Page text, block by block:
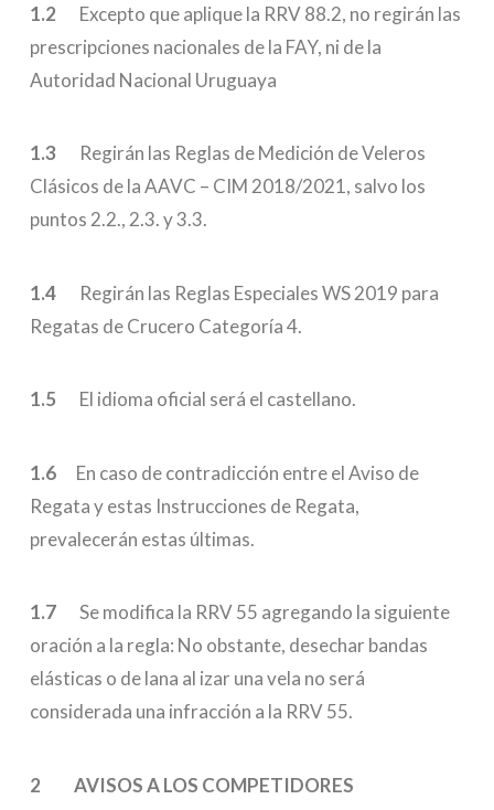
1.2 Excepto que aplique la RRV 88.2, no regirán las
prescripciones nacionales de la FAY, ni de la
Autoridad Nacional Uruguaya
1.3
Regirán las Reglas de Medición de Veleros
Clásicos de la AAVC – CIM 2018/2021, salvo los
puntos 2.2., 2.3. y 3.3.
1.4
Regirán las Reglas Especiales WS 2019 para
Regatas de Crucero Categoría 4.
1.5 El idioma oficial será el castellano.
1.6 En caso de contradicción entre el Aviso de
Regata y estas Instrucciones de Regata,
prevalecerán estas últimas.
1.7 Se modifica la RRV 55 agregando la siguiente
oración a la regla: No obstante, desechar bandas
elásticas o de lana al izar una vela no será
considerada una infracción a la RRV 55.
2 AVISOS A LOS COMPETIDORES